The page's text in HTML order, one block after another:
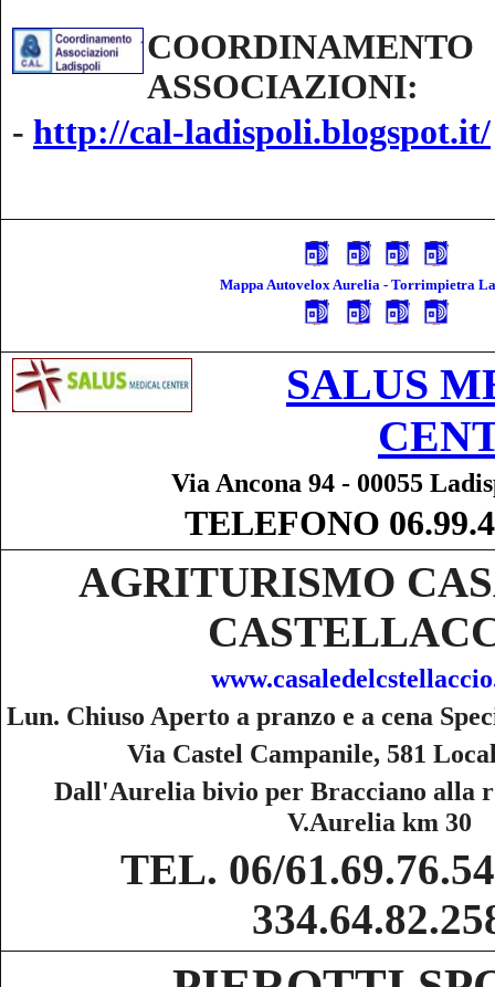
COORDINAMENTO
ASSOCIAZIONI:
- http://cal-ladispoli.blogspot.it/
Mappa Autovelox Aurelia - Torrimpietra
SALUS
Via Ancona 94 - 00055
TELEFONO
AGRITURISMO
Lun. Chiuso Aperto a pranzo e a cena
Via Castel Campanile, 581
Dall'Aurelia bivio per Bracciano alla
V.Aurelia km 30
TEL. 06/